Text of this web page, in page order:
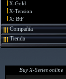
X-Gold
X-Tension
X: BtF
Compañía
Tienda
Buy X-Series online